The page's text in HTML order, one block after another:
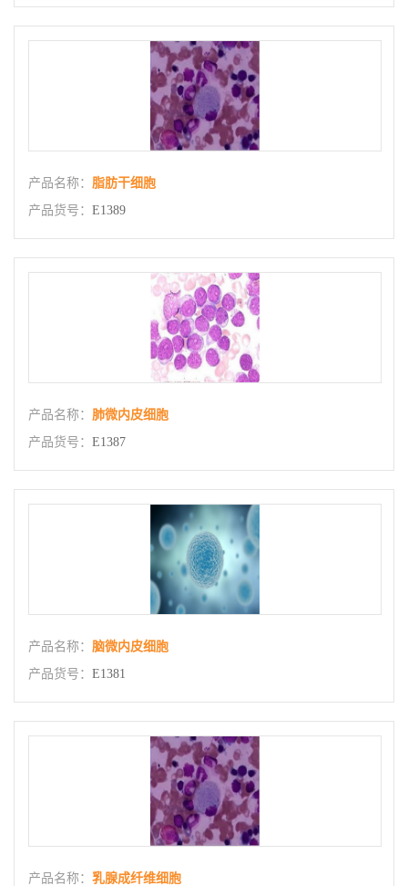
产品名称： 脂肪干细胞
产品货号： E1389
产品名称： 肺微内皮细胞
产品货号： E1387
产品名称： 脑微内皮细胞
产品货号： E1381
产品名称： 乳腺成纤维细胞